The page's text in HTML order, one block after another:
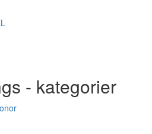
- kategorier